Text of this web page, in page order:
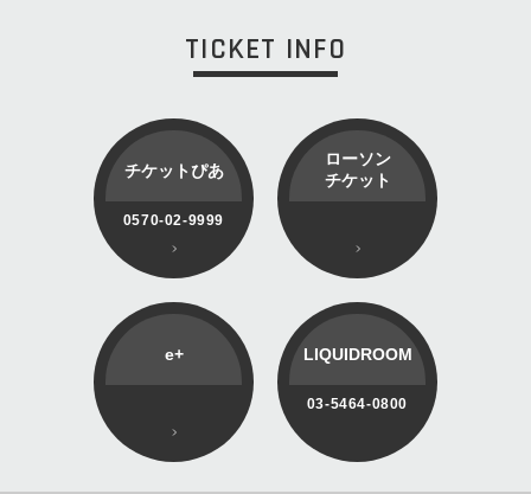
TICKET INFO
チケットぴあ
0570-02-9999
ローソン
チケット
e+ LIQUIDROOM
03-5464-0800